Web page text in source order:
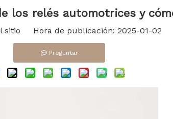
los relés automotrices y
sitio Hora de publicación: 2025-01-02
Preguntar